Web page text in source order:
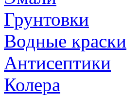
Грунтовки
Водные краски
Антисептики
Колера